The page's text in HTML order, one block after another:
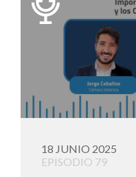
18 JUNIO 2025
EPISODIO 79